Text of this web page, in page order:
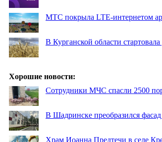
МТС покрыла LTE-интернетом
В Курганской области
Хорошие новости:
Сотрудники МЧС спасли 2500
В Шадринске преобразился
Храм Иоанна Предтечи в селе